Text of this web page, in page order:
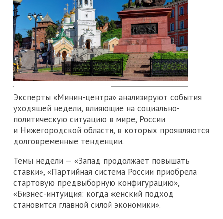
Эксперты «Минин-центра» анализируют события
уходящей недели, влияющие на социально-
политическую ситуацию в мире, России
и Нижегородской области, в которых проявляются
долговременные тенденции.
Темы недели — «Запад продолжает повышать
ставки», «Партийная система России приобрела
стартовую предвыборную конфигурацию»,
«Бизнес-интуиция: когда женский подход
становится главной силой экономики».